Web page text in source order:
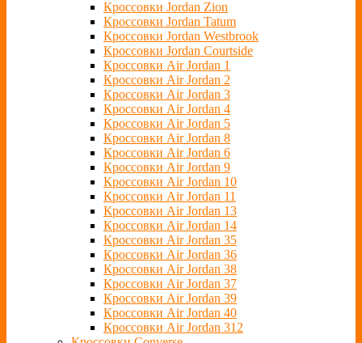
Кроссовки Jordan Zion
Кроссовки Jordan Tatum
Кроссовки Jordan Westbrook
Кроссовки Jordan Courtside
Кроссовки Air Jordan 1
Кроссовки Air Jordan 2
Кроссовки Air Jordan 3
Кроссовки Air Jordan 4
Кроссовки Air Jordan 5
Кроссовки Air Jordan 8
Кроссовки Air Jordan 6
Кроссовки Air Jordan 9
Кроссовки Air Jordan 10
Кроссовки Air Jordan 11
Кроссовки Air Jordan 13
Кроссовки Air Jordan 14
Кроссовки Air Jordan 35
Кроссовки Air Jordan 36
Кроссовки Air Jordan 38
Кроссовки Air Jordan 37
Кроссовки Air Jordan 39
Кроссовки Air Jordan 40
Кроссовки Air Jordan 312